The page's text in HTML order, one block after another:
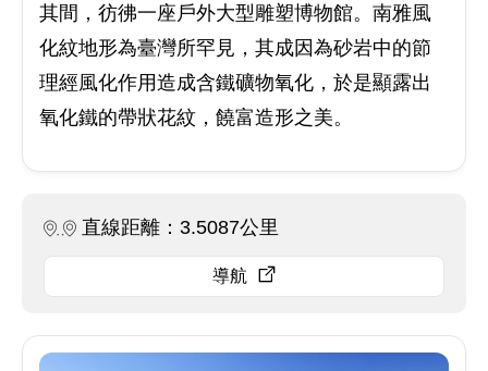
其間，彷彿一座戶外大型雕塑博物館。南雅風
化紋地形為臺灣所罕見，其成因為砂岩中的節
理經風化作用造成含鐵礦物氧化，於是顯露出
氧化鐵的帶狀花紋，饒富造形之美。
直線距離：3.5087公里
導航